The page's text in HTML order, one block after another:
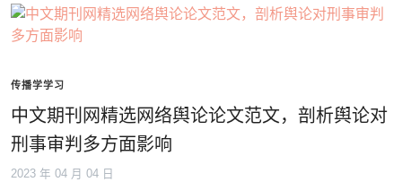
传播学学习
中文期刊网精选网络舆论论文范文，剖析舆论对
刑事审判多方面影响
2023 年 04 月 04 日